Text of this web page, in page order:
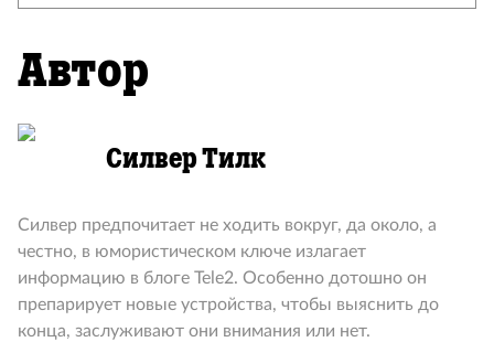
Автор
Силвер Тилк
Силвер предпочитает не ходить вокруг, да около, а
честно, в юмористическом ключе излагает
информацию в блоге Tele2. Особенно дотошно он
препарирует новые устройства, чтобы выяснить до
конца, заслуживают они внимания или нет.